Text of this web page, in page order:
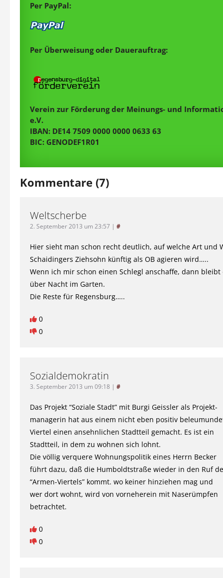
Per PayPal:
Per Überweisung oder Dauerauftrag:
Verein zur Förderung der Meinungs- und
e.V.
IBAN: DE14 7509 0000 0000 0633 63
BIC: GENODEF1R01
Kommentare (7)
Weltscherbe
2. September 2013 um 23:57 | #
Hier sieht man schon recht deutlich, auf welche Art und
Schaidingers Ziehsohn künftig als OB agieren wird…..
Wenn ich mir schon einen Schlegl anschaffe, dann bleibt
über Nacht im Garten.
Die Reste für Regensburg…..
0
0
Sozialdemokratin
3. September 2013 um 09:18 | #
Das Projekt “Soziale Stadt” mit Burgi Geissler als Projekt-
managerin hat aus einem nicht eben positiv
Viertel einen ansehnlichen Stadtteil gemacht. Es ist ein
Stadtteil, in dem zu wohnen sich lohnt.
Die völlig verquere Wohnungspolitik eines Herrn Becker
führt dazu, daß die Humboldtstraße wieder in den Ruf
“Armen-Viertels” kommt. wo keiner hinziehen mag und
wer dort wohnt, wird von vorneherein mit Naserümpfen
betrachtet.
0
0